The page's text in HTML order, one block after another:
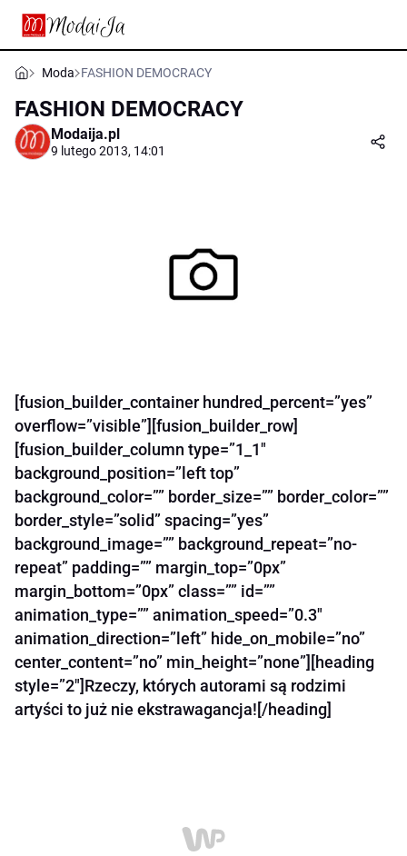
Moda FASHION DEMOCRACY
FASHION DEMOCRACY
Modaija.pl
9 lutego 2013, 14:01
[fusion_builder_container hundred_percent=”yes”
overflow=”visible”][fusion_builder_row]
[fusion_builder_column type=”1_1″
background_position=”left top”
background_color=”” border_size=”” border_color=””
border_style=”solid” spacing=”yes”
background_image=”” background_repeat=”no-
repeat” padding=”” margin_top=”0px”
margin_bottom=”0px” class=”” id=””
animation_type=”” animation_speed=”0.3″
animation_direction=”left” hide_on_mobile=”no”
center_content=”no” min_height=”none”][heading
style=”2″]Rzeczy, których autorami są rodzimi
artyści to już nie ekstrawagancja![/heading]